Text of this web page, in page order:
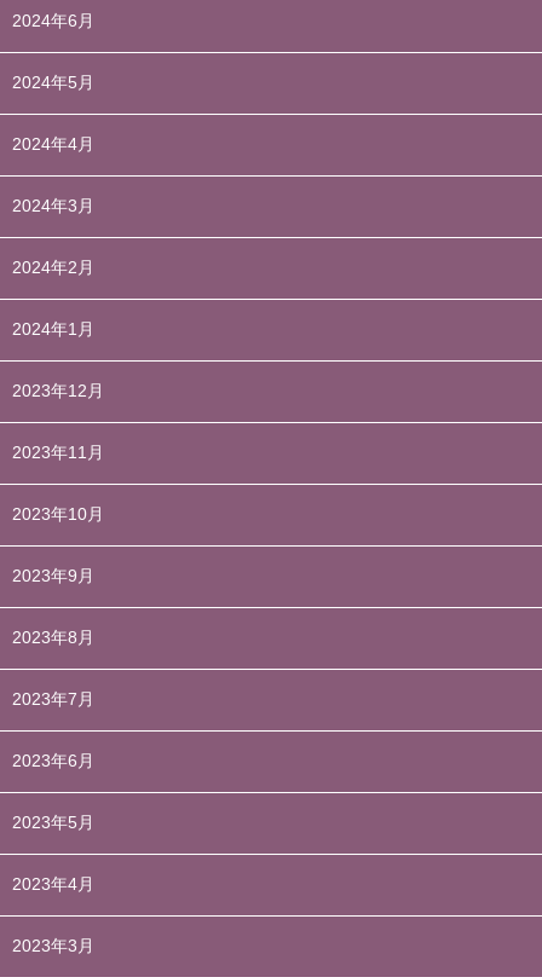
2024年6月
2024年5月
2024年4月
2024年3月
2024年2月
2024年1月
2023年12月
2023年11月
2023年10月
2023年9月
2023年8月
2023年7月
2023年6月
2023年5月
2023年4月
2023年3月